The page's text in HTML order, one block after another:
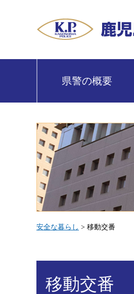
鹿児島県警察
県警の概要
安全な暮らし > 移動交番
移動交番